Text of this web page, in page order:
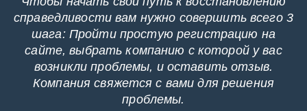
справедливости вам нужно совершить всего 3
шага: Пройти простую регистрацию на
сайте, выбрать компанию с которой у вас
возникли проблемы, и оставить отзыв.
Компания свяжется с вами для решения
проблемы.